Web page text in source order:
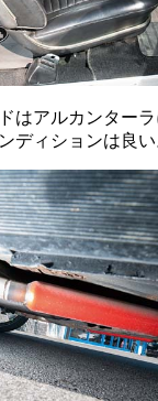
はアルカンター
ディションは良い